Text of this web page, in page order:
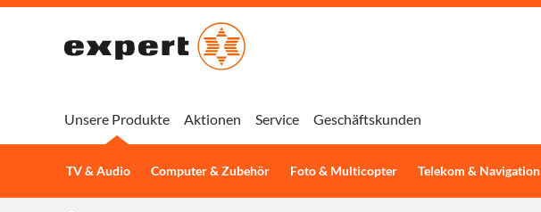
Unsere Produkte
TV & Audio Computer & Zubehör Foto & Multicopter Telekom & Navigation
Aktionen Service Geschäftskunden